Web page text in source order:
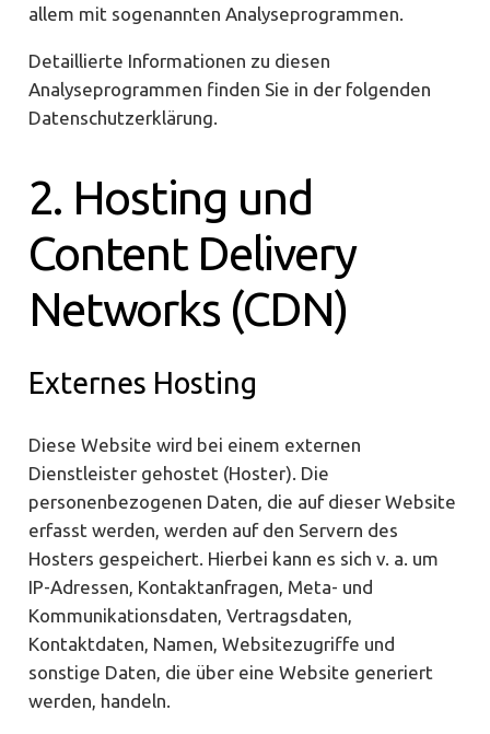
allem mit sogenannten Analyseprogrammen.
Detaillierte Informationen zu diesen
Analyseprogrammen finden Sie in der folgenden
Datenschutzerklärung.
2. Hosting und
Content Delivery
Networks (CDN)
Externes Hosting
Diese Website wird bei einem externen
Dienstleister gehostet (Hoster). Die
personenbezogenen Daten, die auf dieser Website
erfasst werden, werden auf den Servern des
Hosters gespeichert. Hierbei kann es sich v. a. um
IP-Adressen, Kontaktanfragen, Meta- und
Kommunikationsdaten, Vertragsdaten,
Kontaktdaten, Namen, Websitezugriffe und
sonstige Daten, die über eine Website generiert
werden, handeln.